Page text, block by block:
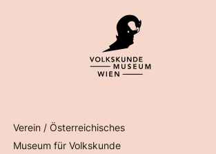
Verein / Österreichisches
Museum für Volkskunde